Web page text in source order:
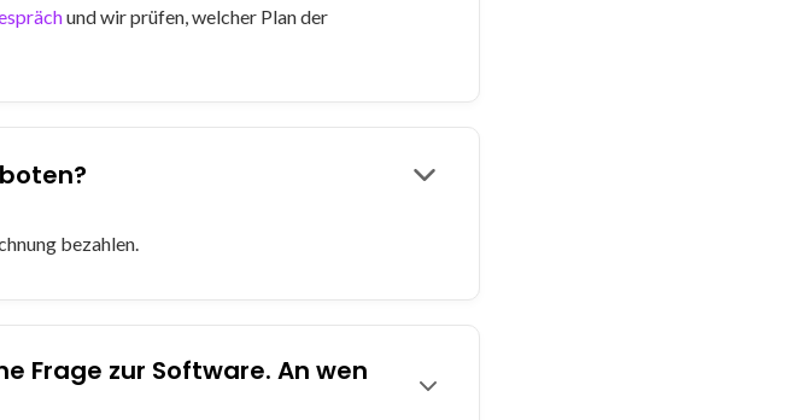
und wir prüfen, welcher Plan der
bezahlen.
Frage zur Software. An wen